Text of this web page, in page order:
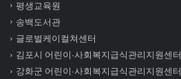
평생교육원
송백도서관
글로벌케이컬쳐센터
김포시 어린이∙사회복지급식관리지원센터
강화군 어린이∙사회복지급식관리지원센터